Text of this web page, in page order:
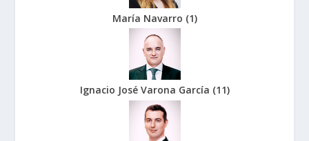
María Navarro (1)
Ignacio José Varona García (11)